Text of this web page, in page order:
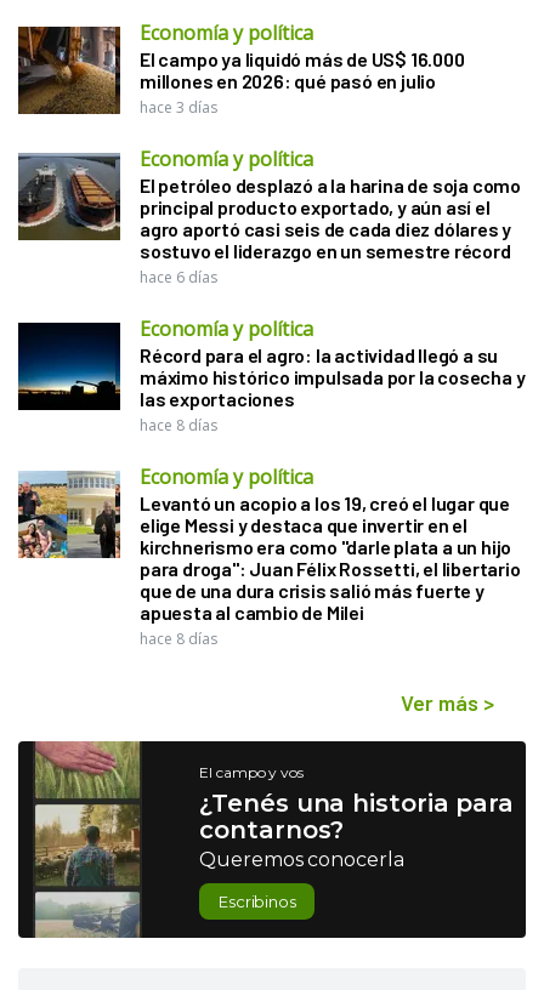
Economía y política
El campo ya liquidó más de US$ 16.000
millones en 2026: qué pasó en julio
hace 3 días
Economía y política
El petróleo desplazó a la harina de soja como
principal producto exportado, y aún así el
agro aportó casi seis de cada diez dólares y
sostuvo el liderazgo en un semestre récord
hace 6 días
Economía y política
Récord para el agro: la actividad llegó a su
máximo histórico impulsada por la cosecha y
las exportaciones
hace 8 días
Economía y política
Levantó un acopio a los 19, creó el lugar que
elige Messi y destaca que invertir en el
kirchnerismo era como "darle plata a un hijo
para droga": Juan Félix Rossetti, el libertario
que de una dura crisis salió más fuerte y
apuesta al cambio de Milei
hace 8 días
Ver más >
El campo y vos
¿Tenés una historia para
contarnos?
Queremos conocerla
Escribinos